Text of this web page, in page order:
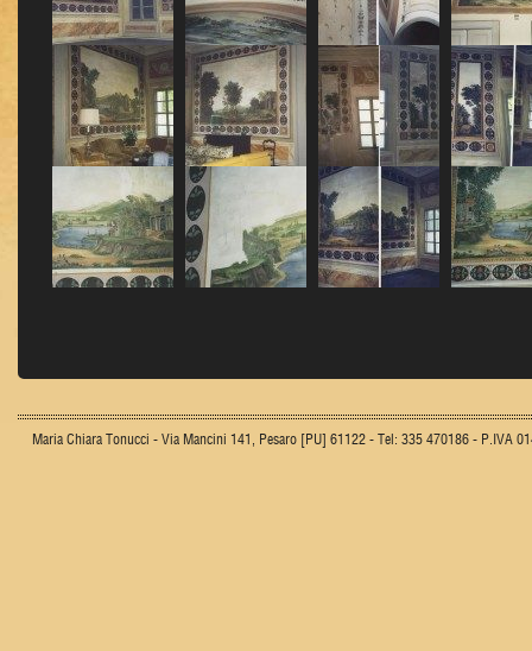
Maria Chiara Tonucci - Via Mancini 141, Pesaro [PU] 61122 - Tel: 335 470186 - P.IVA